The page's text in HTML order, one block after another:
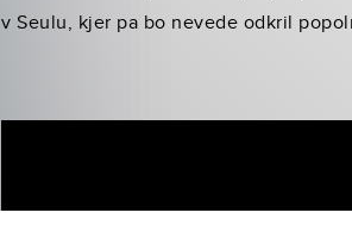
v Seulu, kjer pa bo nevede odkril